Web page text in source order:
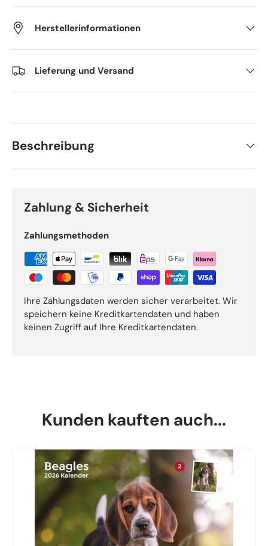
Herstellerinformationen
Lieferung und Versand
Beschreibung
Zahlung & Sicherheit
Zahlungsmethoden
Ihre Zahlungsdaten werden sicher verarbeitet. Wir
speichern keine Kreditkartendaten und haben
keinen Zugriff auf Ihre Kreditkartendaten.
Kunden kauften auch...